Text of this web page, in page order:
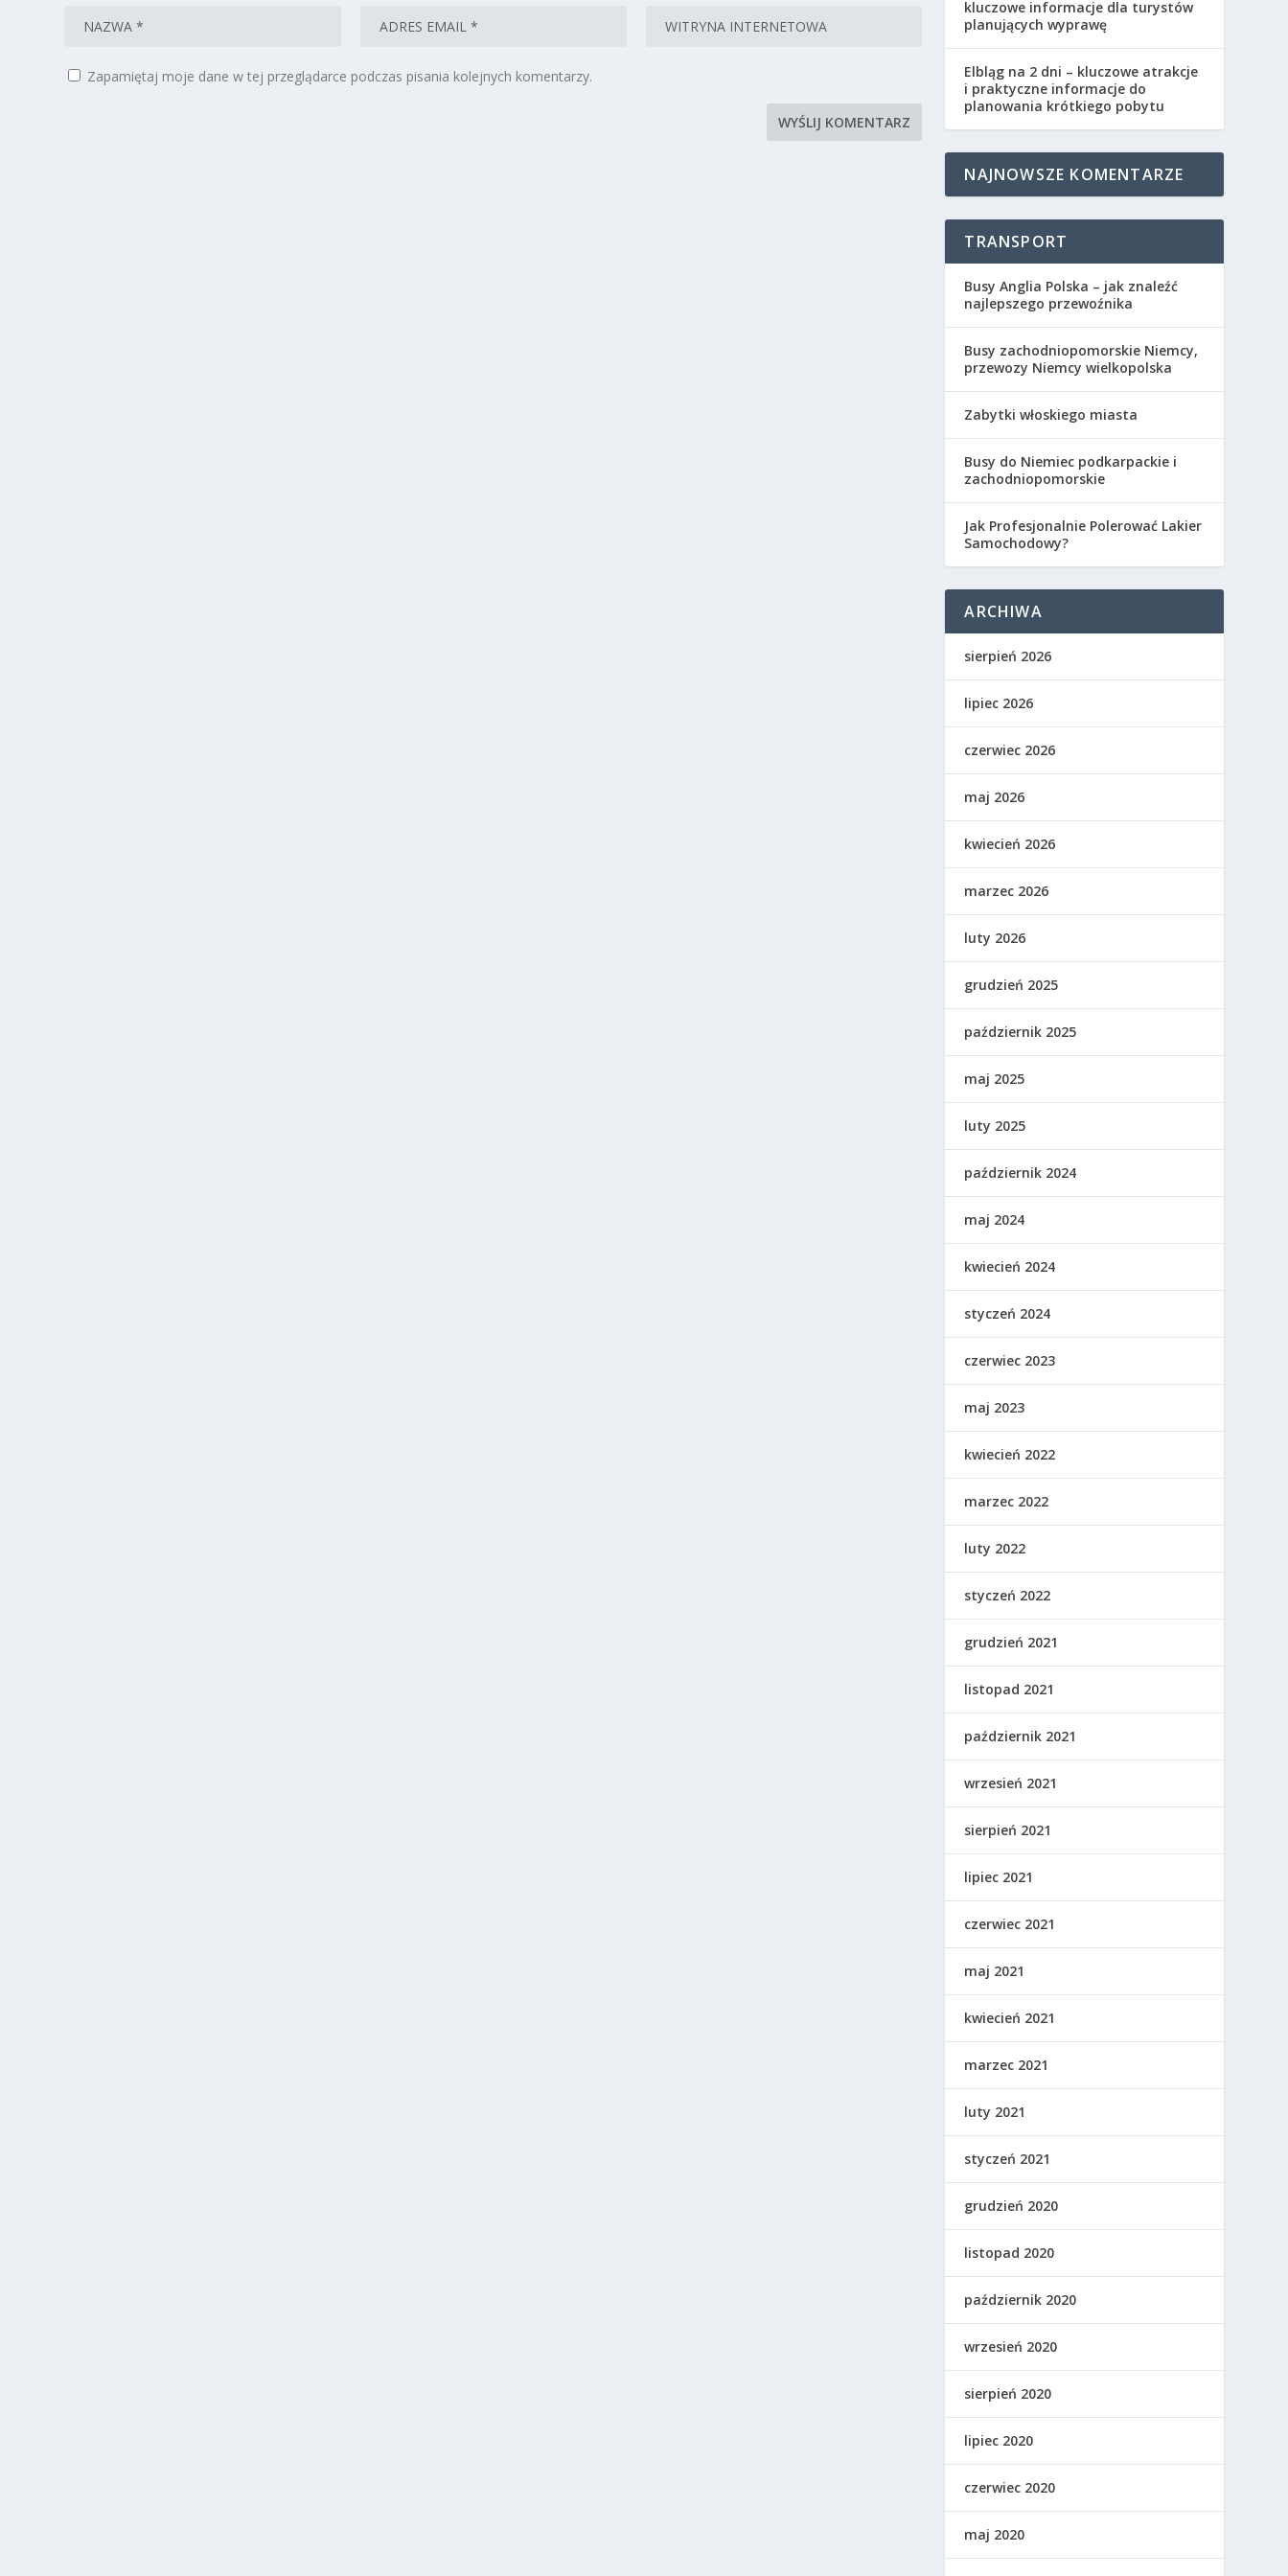
Zapamiętaj moje dane w tej przeglądarce podczas pisania kolejnych komentarzy.
kluczowe informacje dla turystów
planujących wyprawę
Elbląg na 2 dni – kluczowe atrakcje
i praktyczne informacje do
planowania krótkiego pobytu
NAJNOWSZE KOMENTARZE
TRANSPORT
Busy Anglia Polska – jak znaleźć
najlepszego przewoźnika
Busy zachodniopomorskie Niemcy,
przewozy Niemcy wielkopolska
Zabytki włoskiego miasta
Busy do Niemiec podkarpackie i
zachodniopomorskie
Jak Profesjonalnie Polerować Lakier
Samochodowy?
ARCHIWA
sierpień 2026
lipiec 2026
czerwiec 2026
maj 2026
kwiecień 2026
marzec 2026
luty 2026
grudzień 2025
październik 2025
maj 2025
luty 2025
październik 2024
maj 2024
kwiecień 2024
styczeń 2024
czerwiec 2023
maj 2023
kwiecień 2022
marzec 2022
luty 2022
styczeń 2022
grudzień 2021
listopad 2021
październik 2021
wrzesień 2021
sierpień 2021
lipiec 2021
czerwiec 2021
maj 2021
kwiecień 2021
marzec 2021
luty 2021
styczeń 2021
grudzień 2020
listopad 2020
październik 2020
wrzesień 2020
sierpień 2020
lipiec 2020
czerwiec 2020
maj 2020